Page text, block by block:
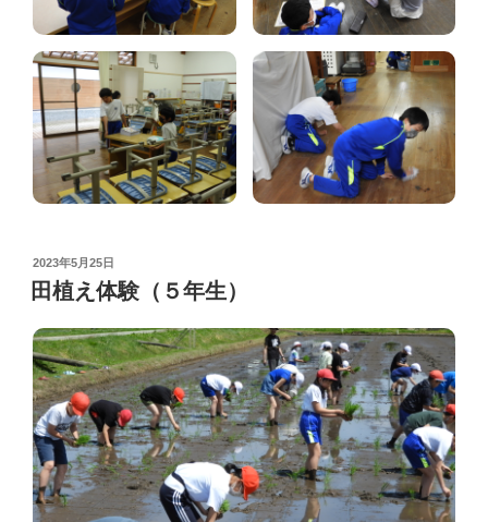
POSTED
ON
2023年5月25日
田植え体験（５年生）